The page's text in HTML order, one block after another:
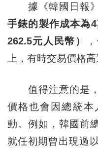
據《韓國日報》
手錶的製作成本為
262.5元人民幣）
上，有時交易價格高
值得注意的是，
價格也會因總統本
動。例如，韓國前
就任初期曾出現過